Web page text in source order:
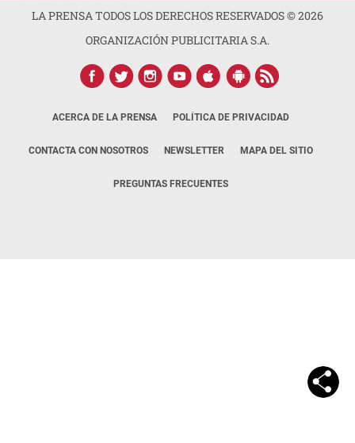
LA PRENSA TODOS LOS DERECHOS RESERVADOS ©2026
ORGANIZACIÓN PUBLICITARIA S.A.
ACERCA DE LA PRENSA POLÍTICA DE PRIVACIDAD
CONTACTA CON NOSOTROS NEWSLETTER MAPA DEL SITIO
PREGUNTAS FRECUENTES